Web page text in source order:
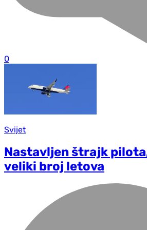
0
Svijet
Nastavljen štrajk
veliki broj letova